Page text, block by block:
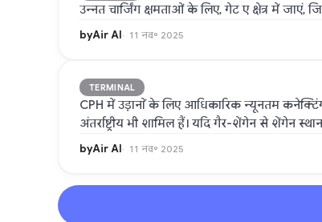
उन्नत चार्जिंग क्षमताओं के लिए, गेट ए क्षेत्र में
byAir AI 11 नव॰ 2025
TERMINAL
CPH में उड़ानों के लिए आधिकारिक न्यूनतम
अंतर्राष्ट्रीय भी शामिल हैं। यदि गैर-शेंगेन से शेंगेन
byAir AI 11 नव॰ 2025